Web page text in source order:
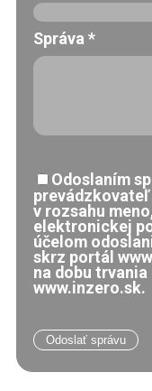
Správa*
Odoslaním
prevádzkovateľ
v rozsahu
elektronickej
účelom
skrz portál
na dobu
www.inzero.sk.